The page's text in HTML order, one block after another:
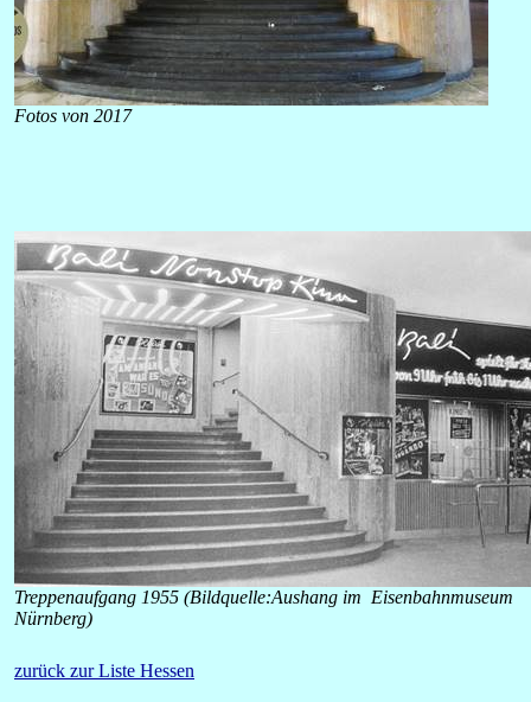
Fotos von 2017
Treppenaufgang 1955 (Bildquelle:Aushang im Eisenbahnmuseum
Nürnberg)
zurück zur Liste Hessen